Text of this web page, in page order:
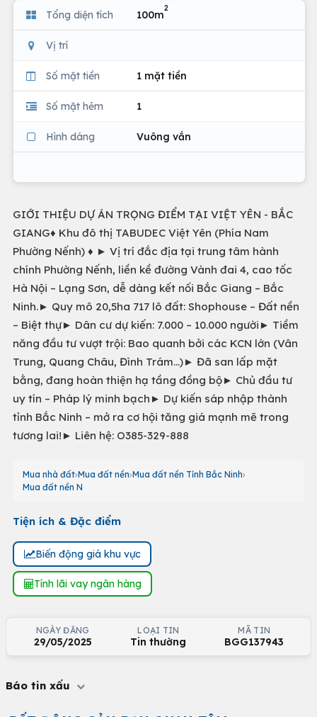
Tổng diện tích 100m
2
Vị trí
Số mặt tiền 1 mặt tiền
Số mặt hẻm 1
Hình dáng Vuông vắn
GIỚI THIỆU DỰ ÁN TRỌNG ĐIỂM TẠI VIỆT YÊN - BẮC
GIANG♦ Khu đô thị TABUDEC Việt Yên (Phía Nam
Phường Nếnh) ♦ ► Vị trí đắc địa tại trung tâm hành
chính Phường Nếnh, liền kề đường Vành đai 4, cao tốc
Hà Nội – Lạng Sơn, dễ dàng kết nối Bắc Giang – Bắc
Ninh.► Quy mô 20,5ha 717 lô đất: Shophouse – Đất nền
– Biệt thự► Dân cư dự kiến: 7.000 – 10.000 người► Tiềm
năng đầu tư vượt trội: Bao quanh bởi các KCN lớn (Vân
Trung, Quang Châu, Đình Trám…)► Đã san lấp mặt
bằng, đang hoàn thiện hạ tầng đồng bộ► Chủ đầu tư
uy tín – Pháp lý minh bạch► Dự kiến sáp nhập thành
tỉnh Bắc Ninh – mở ra cơ hội tăng giá mạnh mẽ trong
tương lai!► Liên hệ: O385-329-888
Mua nhà đất Mua đất nền Mua đất nền Tỉnh Bắc Ninh
Mua đất nền N
Tiện ích & Đặc điểm
Biến động giá khu vực
Tính lãi vay ngân hàng
NGÀY ĐĂNG
29/05/2025
LOẠI TIN
Tin thường
MÃ TIN
BGG137943
Báo tin xấu